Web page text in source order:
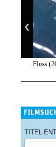
Fluss
TITEL